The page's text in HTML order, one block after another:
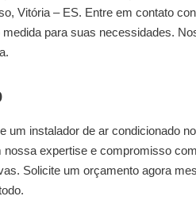
Vitória – ES. Entre em contato
para suas necessidades.
um instalador de ar condicionado
nossa expertise e compromisso
Solicite um orçamento agora